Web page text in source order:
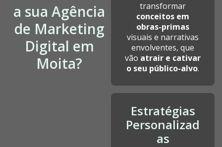
a sua Agência
de Marketing
Digital em
Moita?
transformar
conceitos em
obras-primas
visuais e narrativas
envolventes, que
vão atrair e cativar
o seu público-alvo.
Estratégias
Personalizad
as